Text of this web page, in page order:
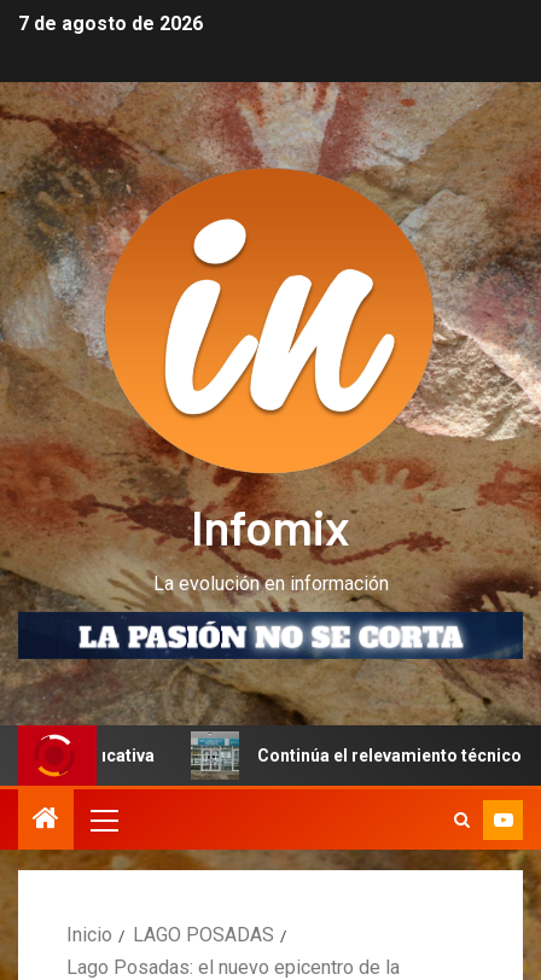
7 de agosto de 2026
Infomix
La evolución en información
Continúa el relevamiento técnico en Perito
Inicio
LAGO POSADAS
Lago Posadas: el nuevo epicentro de la